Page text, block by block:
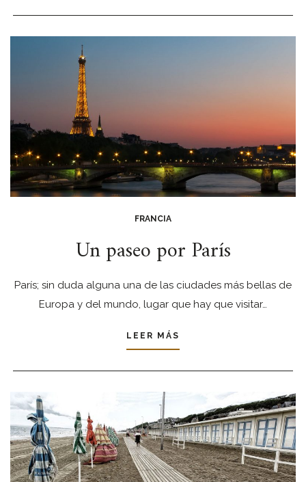
FRANCIA
Un paseo por París
París; sin duda alguna una de las ciudades más bellas de
Europa y del mundo, lugar que hay que visitar…
LEER MÁS